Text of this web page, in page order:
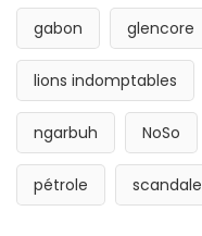
gabon glencore
lions indomptables
ngarbuh NoSo
pétrole scandale